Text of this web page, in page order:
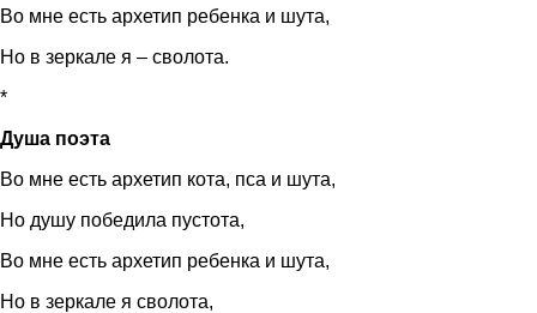
Во мне есть архетип ребенка и шута,
Но в зеркале я – сволота.
*
Душа поэта
Во мне есть архетип кота, пса и шута,
Но душу победила пустота,
Во мне есть архетип ребенка и шута,
Но в зеркале я сволота,